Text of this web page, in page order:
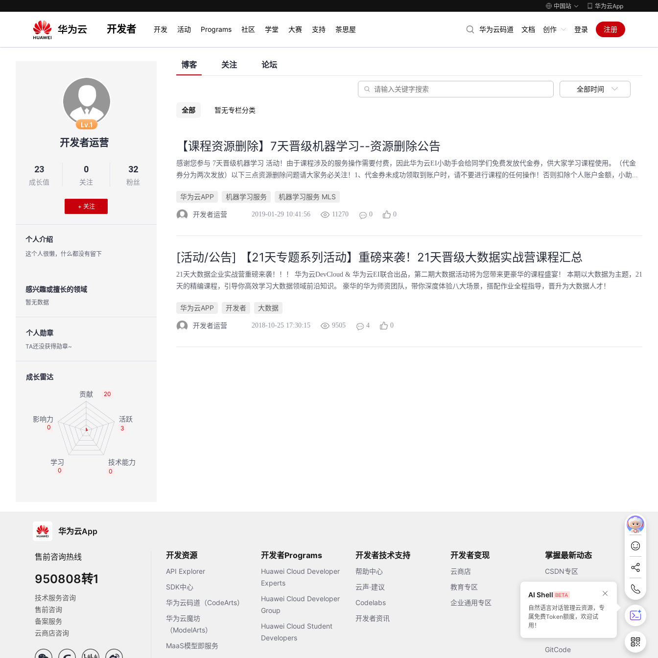
中国站 华为云App
开发者 开发 活动 Programs 社区 学堂 大赛 支持 茶思屋 华为云码道 文档 创作 登录 注册
Lv.1
开发者运营
23
成长值
0
关注
32
粉丝
+ 关注
个人介绍
这个人很懒，什么都没有留下
感兴趣或擅长的领域
暂无数据
个人勋章
TA还没获得勋章~
成长雷达
20
3
0
0
0
博客 关注 论坛
全部时间
全部 暂无专栏分类
【课程资源删除】7天晋级机器学习--资源删除公告
感谢您参与 7天晋级机器学习 活动！由于课程涉及的服务操作需要付费，因此华为云EI小助手会给同学们免费发放代金券，供大家学习课程使用。（代金
券分为两次发放）以下三点资源删除问题请大家务必关注！1、代金券未成功领取到账户时，请不要进行课程的任何操作！否则扣除个人账户金额，小助...
华为云APP 机器学习服务 机器学习服务 MLS
开发者运营 2019-01-29 10:41:56 11270 0 0
[活动/公告] 【21天专题系列活动】重磅来袭！21天晋级大数据实战营课程汇总
21天大数据企业实战营重磅来袭！！！ 华为云DevCloud & 华为云EI联合出品，第二期大数据活动将为您带来更豪华的课程盛宴！ 本期以大数据为主题，21
天的精编课程，引导你高效学习大数据领域前沿知识。 豪华的华为师资团队，带你深度体验八大场景，搭配作业全程指导，晋升为大数据人才！
华为云APP 开发者 大数据
开发者运营 2018-10-25 17:30:15 9505 4 0
华为云App
售前咨询热线
950808转1
技术服务咨询
售前咨询
备案服务
云商店咨询
开发资源
API Explorer
SDK中心
华为云码道（CodeArts）
华为云魔坊
（ModelArts）
MaaS模型即服务
开发者Programs
Huawei Cloud Developer
Experts
Huawei Cloud Developer
Group
Huawei Cloud Student
Developers
开发者技术支持
帮助中心
云声·建议
Codelabs
开发者资讯
开发者变现
云商店
教育专区
企业通用专区
掌握最新动态
CSDN专区
51CTO
GitCode
AI Shell
自然语言对话管理云资源，专
属免费Token额度，欢迎试
用！